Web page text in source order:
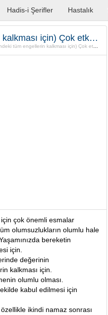
Hadis-i Şerifler Hastalık
Basiretin açılması(Önündeki tüm engellerin kalkması için) Çok etkili Esmalar
tüm engellerin kalkması için) Çok etkili Esmalar
çok önemli esmalar
olumsuzlukların olumlu hale
bereketin
için.
değerinin
kalkması için.
olumlu olması.
kabul edilmesi için
ikindi namaz sonrası